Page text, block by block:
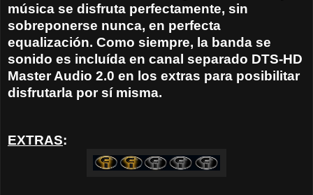
música se disfruta perfectamente, sin
sobreponerse nunca, en perfecta
equalización. Como siempre, la banda se
sonido es incluída en canal separado DTS-HD
Master Audio 2.0 en los extras para posibilitar
disfrutarla por sí misma.
EXTRAS: